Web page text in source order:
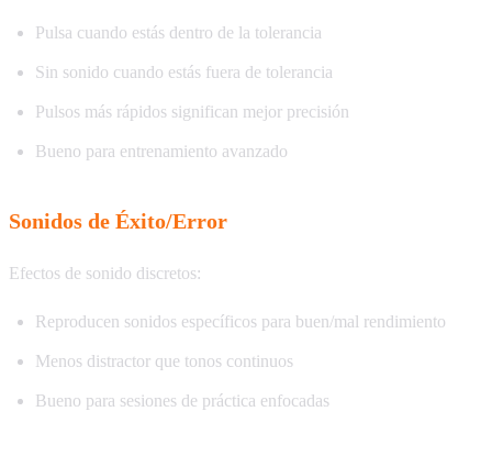
Pulsa cuando estás dentro de la tolerancia
Sin sonido cuando estás fuera de tolerancia
Pulsos más rápidos significan mejor precisión
Bueno para entrenamiento avanzado
Sonidos de Éxito/Error
Efectos de sonido discretos:
Reproducen sonidos específicos para buen/mal rendimiento
Menos distractor que tonos continuos
Bueno para sesiones de práctica enfocadas